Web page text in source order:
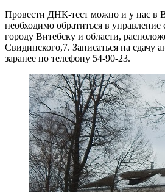
Провести ДНК-тест можно и у нас в
необходимо обратиться в управление
городу Витебску и области,
Свидинского,7. Записаться на сдачу
заранее по телефону 54-90-23.